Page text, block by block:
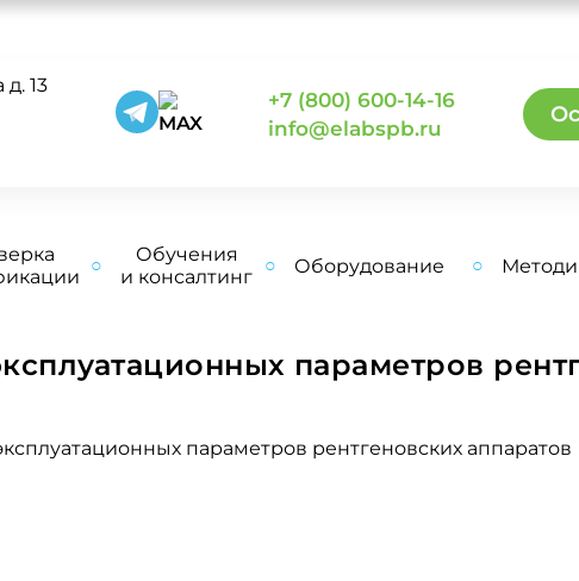
13
+7 (800) 600-14-16
info@elabspb.ru
Обучения
и консалтинг
Оборудование
параметров
параметров рентгеновских аппаратов